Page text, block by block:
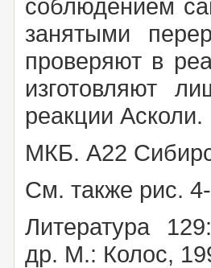
соблюдением
занятыми
проверяют в
изготовляют
реакции Асколи.
МКБ. А22
См. также рис.
Литература
др. М.: Колос,